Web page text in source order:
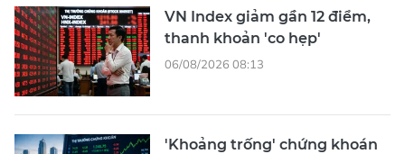
VN Index giảm gần 12 điểm,
thanh khoản 'co hẹp'
06/08/2026 08:13
'Khoảng trống' chứng khoán